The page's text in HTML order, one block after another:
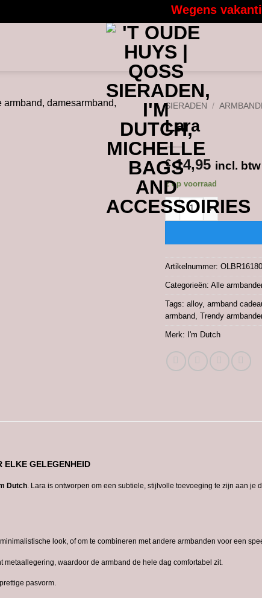
Wegens vakantie
SIERADEN /
Lara
€14,95 incl. btw
2 op voorraad
Lara aantal
Artikelnummer: OLBR16180
Categorieën: Alle
Tags: alloy, armband
armband Trendy
Merk: I'm Dutch
ELKE GELEGENHEID
Dutch. Lara is ontworpen om een subtiele, stijlvolle toevoeging te zijn aan
look, of om te combineren met andere armbanden voor een
metaallegering, waardoor de armband de hele dag comfortabel zit.
pasvorm.